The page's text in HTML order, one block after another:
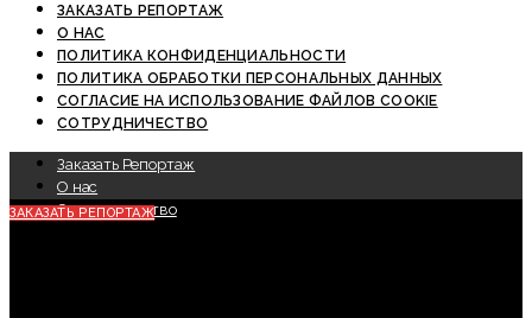
ЗАКАЗАТЬ РЕПОРТАЖ
О НАС
ПОЛИТИКА КОНФИДЕНЦИАЛЬНОСТИ
ПОЛИТИКА ОБРАБОТКИ ПЕРСОНАЛЬНЫХ ДАННЫХ
СОГЛАСИЕ НА ИСПОЛЬЗОВАНИЕ ФАЙЛОВ COOKIE
СОТРУДНИЧЕСТВО
Заказать Репортаж
О нас
Сотрудничество
ЗАКАЗАТЬ РЕПОРТАЖ